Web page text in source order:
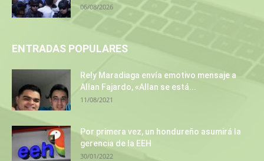
06/08/2026
ENTRADAS POPULARES
Rely Maradiaga envía emotivo mensaje a
Allan Fajardo, «Allan se está...
11/08/2021
Por primera vez, un hondureño asumirá la
gerencia de la EEH
30/01/2022